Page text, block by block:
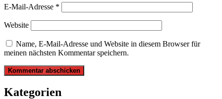
E-Mail-Adresse *
Website
Name, E-Mail-Adresse und Website in diesem Browser für
meinen nächsten Kommentar speichern.
Kategorien